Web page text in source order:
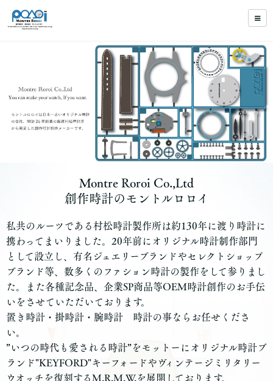
Montre Roroi Co.,Ltd
創作時計のモントルロロイ
私共のルーツである村松時計製作所は約130年に渡り時計に
携わってまいりました。20年前にオリジナル時計制作部門
として設立し、有名ジュエリーブランドやセレクトショップ
ブランド等、数多くのファション時計の製作をして参りまし
た。また各種記念品、企業SP商品等OEM時計創作のお手伝
いをさせていただいております。
置き時計・掛時計・腕時計 時計の事ならお任せくださ
い。
”いつの時代も愛される時計”をモットーにオリジナル時計ブ
ランド"KEYFORD"キーフォードやヴィンテージミリタリー
ウオッチを復刻するM.R.M.W.を展開しております。